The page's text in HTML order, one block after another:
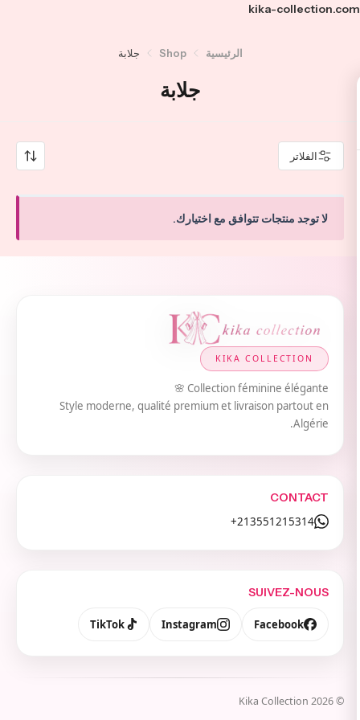
kika-collection.com
الرئيسية Shop جلابة
جلابة
الفلاتر
لا توجد منتجات تتوافق مع اختيارك.
KIKA COLLECTION
Collection féminine élégante 🌸
Style moderne, qualité premium et livraison partout en
Algérie.
CONTACT
213551215314+
SUIVEZ-NOUS
Facebook
Instagram
TikTok
©
2026